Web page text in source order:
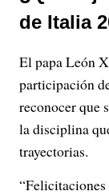
de Italia
El papa León
participación
reconocer que
la disciplina
trayectorias.